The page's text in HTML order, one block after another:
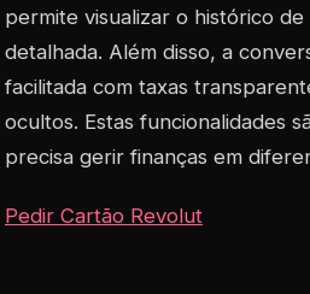
permite visualizar o histórico
detalhada. Além disso, a
facilitada com taxas
ocultos. Estas funcionalidades
precisa gerir finanças em
Pedir Cartão Revolut